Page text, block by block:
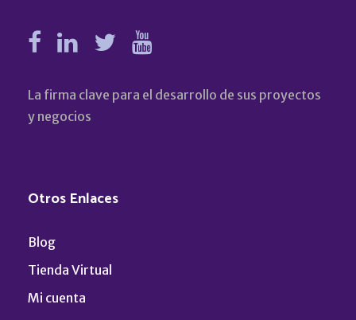
La firma clave para el desarrollo de sus proyectos
y negocios
Otros Enlaces
Blog
Tienda Virtual
Mi cuenta